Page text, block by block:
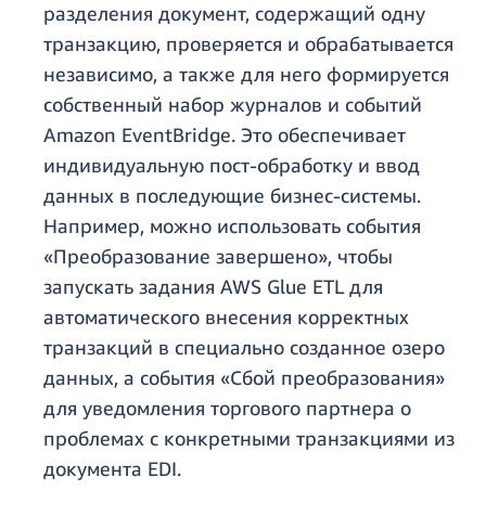
разделения документ, содержащий одну
транзакцию, проверяется и обрабатывается
независимо, а также для него формируется
собственный набор журналов и событий
Amazon EventBridge. Это обеспечивает
индивидуальную пост-обработку и ввод
данных в последующие бизнес-системы.
Например, можно использовать события
«Преобразование завершено», чтобы
запускать задания AWS Glue ETL для
автоматического внесения корректных
транзакций в специально созданное озеро
данных, а события «Сбой преобразования»
для уведомления торгового партнера о
проблемах с конкретными транзакциями из
документа EDI.